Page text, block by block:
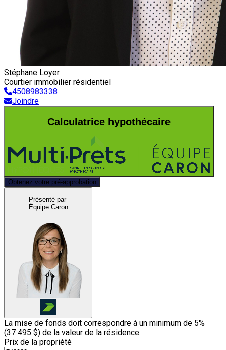
Stéphane Loyer
Courtier immobilier résidentiel
4508983338
Joindre
Calculatrice hypothécaire
Obtenez votre pré-approbation
Présenté par
Équipe Caron
La mise de fonds doit correspondre à un minimum de 5%
(37 495 $) de la valeur de la résidence.
Prix de la propriété